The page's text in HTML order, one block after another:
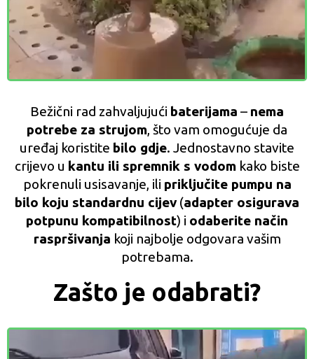
Bežični rad zahvaljujući baterijama – nema
potrebe za strujom, što vam omogućuje da
uređaj koristite bilo gdje. Jednostavno stavite
crijevo u kantu ili spremnik s vodomkako biste
pokrenuli usisavanje, ili priključite pumpu na
bilo koju standardnu cijev(adapter osigurava
potpunu kompatibilnost) i odaberite način
raspršivanja koji najbolje odgovara vašim
potrebama.
Zašto je odabrati?